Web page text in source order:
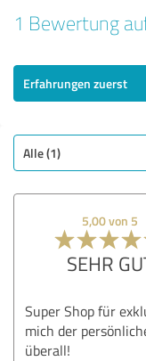
Bewertung vom
SEHR
Angebot
Bezahlung
Webseite
1 Bewertung
Erfahrungen zuerst
Alle (1)
5,00 von 5
SEHR
Super Shop für
mich der
überall!